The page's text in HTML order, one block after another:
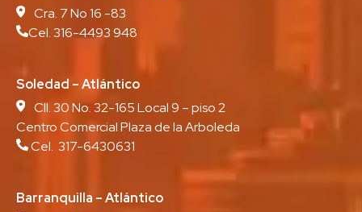
Cra. 7 No 16 -83
Cel. 316-4493 948
Soledad – Atlántico
Cll. 30 No. 32-165 Local 9 – piso 2
Centro Comercial Plaza de la Arboleda
Cel. 317-6430631
Barranquilla – Atlántico